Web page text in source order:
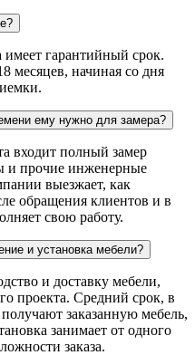
имеет гарантийный срок.
месяцев, начиная со дня
ему нужно для замера?
входит полный замер
и прочие инженерные
выезжает, как
обращения клиентов и в
свою работу.
и установка мебели?
и доставку мебели,
проекта. Средний срок, в
заказанную мебель,
занимает от одного
заказа.